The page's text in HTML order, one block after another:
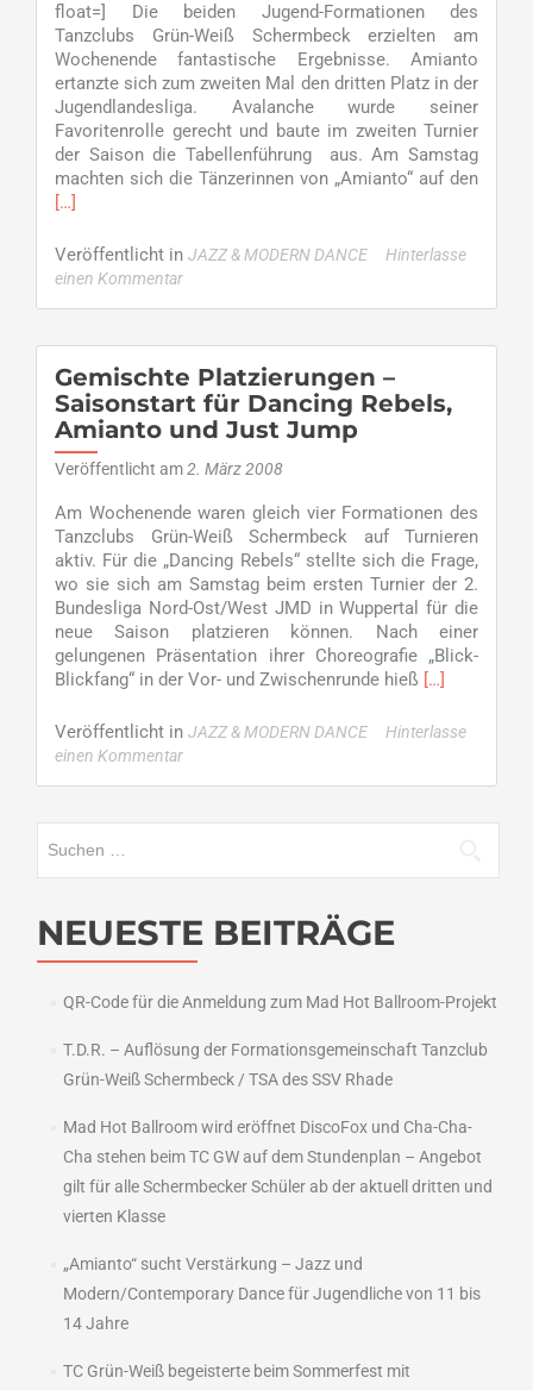
float=] Die beiden Jugend-Formationen des
Tanzclubs Grün-Weiß Schermbeck erzielten am
Wochenende fantastische Ergebnisse. Amianto
ertanzte sich zum zweiten Mal den dritten Platz in der
Jugendlandesliga. Avalanche wurde seiner
Favoritenrolle gerecht und baute im zweiten Turnier
der Saison die Tabellenführung aus. Am Samstag
machten sich die Tänzerinnen von „Amianto“ auf denRead
auf
[…]
Veröffentlicht in JAZZ & MODERN DANCE
Hinterlasse
einen Kommentar
Gemischte Platzierungen –
Saisonstart für Dancing Rebels,
Amianto und Just Jump
Veröffentlicht am2. März 2008
Am Wochenende waren gleich vier Formationen des
Tanzclubs Grün-Weiß Schermbeck auf Turnieren
aktiv. Für die „Dancing Rebels“ stellte sich die Frage,
wo sie sich am Samstag beim ersten Turnier der 2.
Bundesliga Nord-Ost/West JMD in Wuppertal für die
neue Saison platzieren können. Nach einer
gelungenen Präsentation ihrer Choreografie „Blick-
Blickfang“ in der Vor- und Zwischenrunde hieß Read
about
Saisonstart
[…]
Veröffentlicht in JAZZ & MODERN DANCE
Hinterlasse
einen Kommentar
NEUESTE BEITRÄGE
QR-Code für die Anmeldung zum Mad Hot Ballroom-Projekt
T.D.R. – Auflösung der Formationsgemeinschaft Tanzclub
Grün-Weiß Schermbeck / TSA des SSV Rhade
Mad Hot Ballroom wird eröffnet DiscoFox und Cha-Cha-
Cha stehen beim TC GW auf dem Stundenplan – Angebot
gilt für alle Schermbecker Schüler ab der aktuell dritten und
vierten Klasse
„Amianto“ sucht Verstärkung – Jazz und
Modern/Contemporary Dance für Jugendliche von 11 bis
14 Jahre
TC Grün-Weiß begeisterte beim Sommerfest mit